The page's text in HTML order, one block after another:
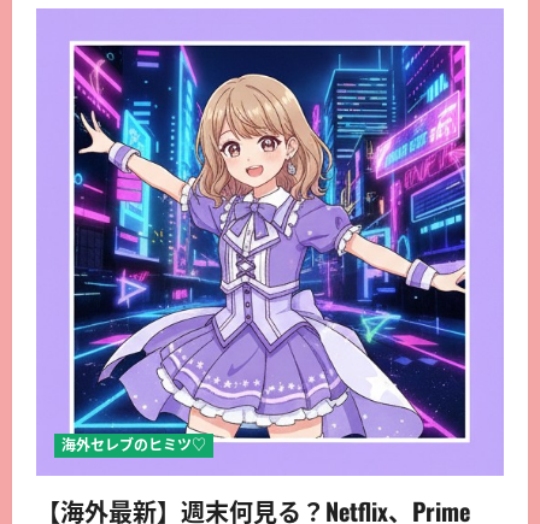
海外セレブのヒミツ♡
【海外最新】週末何見る？Netflix、Prime